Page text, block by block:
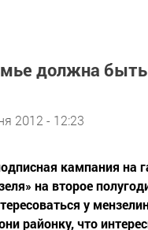
должна быть
2012 - 12:23
кампания на
на второе
у
районку, что